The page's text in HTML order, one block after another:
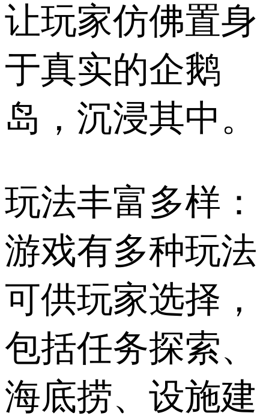
让玩家仿佛置身
于真实的企鹅
岛，沉浸其中。
玩法丰富多样：
游戏有多种玩法
可供玩家选择，
包括任务探索、
海底捞、设施建